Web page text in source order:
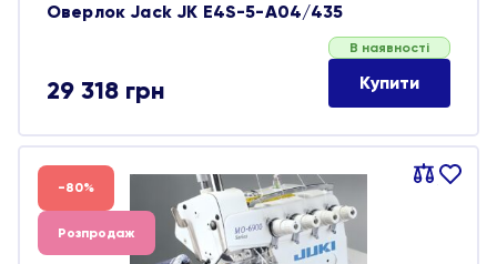
Оверлок Jack JK E4S-5-A04/435
29 318 грн
В наявності
Купити
Порівняти
В
-80%
Розпродаж